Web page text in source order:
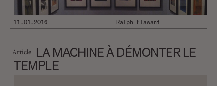
11.01.2016 Ralph Elawani
Article
LA MACHINE À DÉMONTER LE
TEMPLE